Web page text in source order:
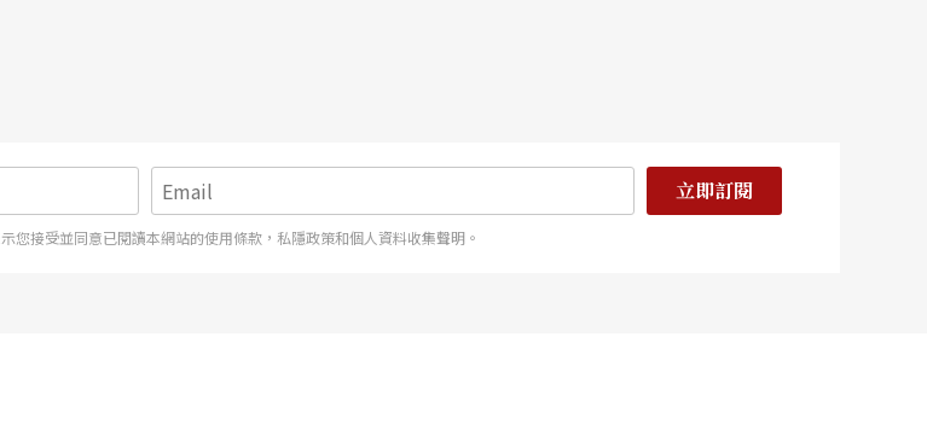
熟度，相較於部分創作人天馬
蘇安莉作品給人的感覺，而黎
立即訂閱
您接受並同意已閱讀本網站的使用條款，私隱政策和個人資料收集聲明。